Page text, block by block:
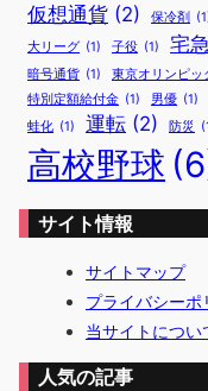
仮想通貨 (2) 保冷剤
大リーグ (1) 子役 (1) 宅
暗号通貨 (1) 東京オリンピッ
特別定額給付金 (1) 男優 (1)
蛙化 (1) 運転 (2) 防災
高校野球
サイト情報
サイトマップ
プライバシーポ
当サイトについ
人気の記事